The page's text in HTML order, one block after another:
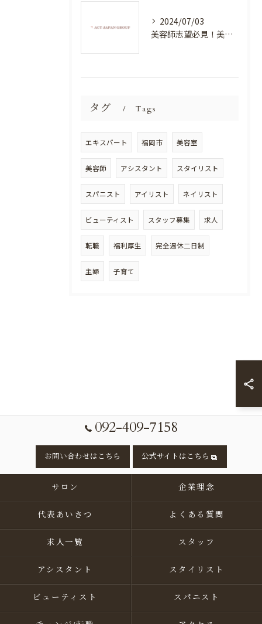
2024/07/03
美容師志望必見！美容室NEWSTANDARDで最高のスキルアップを目指そう！
タグ Tags
エキスパート 福岡市 美容室
美容師 アシスタント スタイリスト
スパニスト アイリスト ネイリスト
ビューティスト スタッフ募集 求人
転職 福利厚生 完全週休二日制
主婦 子育て
092-409-7158
お問い合わせはこちら 公式サイトはこちら
サロン 企業理念
代表あいさつ よくある質問
求人一覧 スタッフ
アシスタント スタイリスト
ビューティスト スパニスト